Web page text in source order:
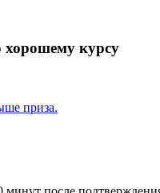
курсу
приза.